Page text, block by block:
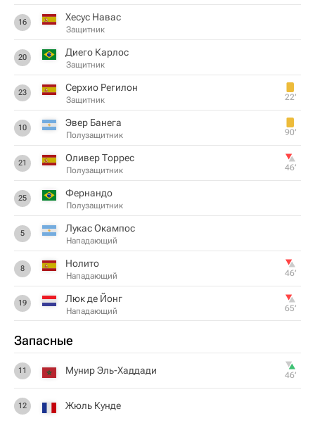
16 Хесус Навас
Защитник
20 Диего Карлос
Защитник
23 Серхио Регилон
Защитник 22‎’‎
10 Эвер Банега
Полузащитник 90‎’‎
21 Оливер Торрес
Полузащитник 46‎’‎
25 Фернандо
Полузащитник
5 Лукас Окампос
Нападающий
8 Hoлитo
Нападающий 46‎’‎
19 Люк де Йонг
Нападающий 65‎’‎
Запасные
11 Мунир Эль-Хаддади 46‎’‎
12 Жюль Кунде